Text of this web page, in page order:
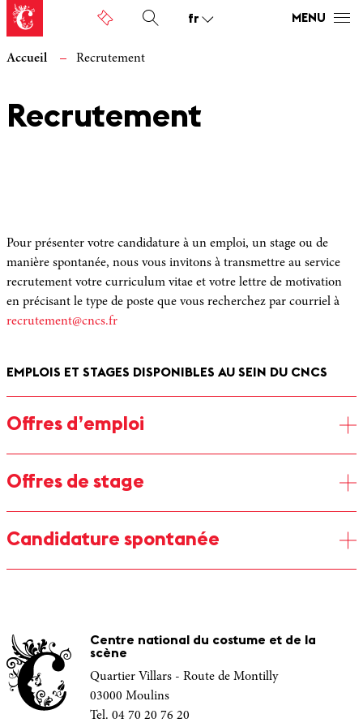
fr MENU
Accueil Recrutement
Recrutement
Pour présenter votre candidature à un emploi, un stage ou de
manière spontanée, nous vous invitons à transmettre au service
recrutement votre curriculum vitae et votre lettre de motivation
en précisant le type de poste que vous recherchez par courriel à
recrutement@cncs.fr
EMPLOIS ET STAGES DISPONIBLES AU SEIN DU CNCS
Offres d’emploi
Offres de stage
Candidature spontanée
Centre national du costume et de la
scène
Quartier Villars - Route de Montilly
03000 Moulins
Tel. 04 70 20 76 20